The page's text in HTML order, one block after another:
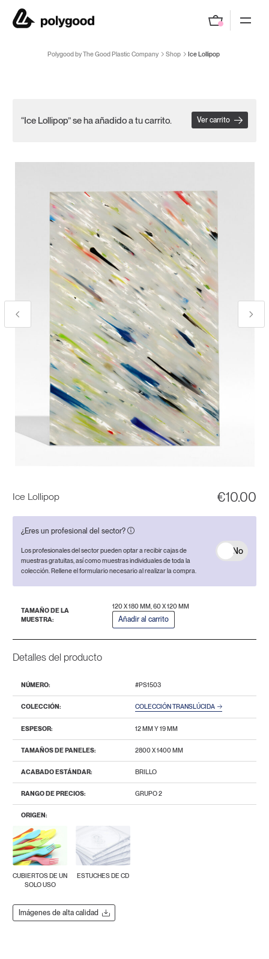
Polygood by The Good Plastic Company
Polygood by The Good Plastic Company Shop Ice Lollipop
“Ice Lollipop” se ha añadido a tu carrito. Ver carrito
Ice Lollipop €10.00
¿Eres un profesional del sector?
Los profesionales del sector pueden optar a recibir cajas de
muestras gratuitas, así como muestras individuales de toda la
colección. Rellene el formulario necesario al realizar la compra.
No
TAMAÑO DE LA
MUESTRA:
120 X 180 MM, 60 X 120 MM
Añadir al carrito
Detalles del producto
NÚMERO: #PS1503
COLECCIÓN: COLECCIÓN TRANSLÚCIDA
ESPESOR: 12 MM Y 19 MM
TAMAÑOS DE PANELES: 2800 Х 1400 MM
ACABADO ESTÁNDAR: BRILLO
RANGO DE PRECIOS: GRUPO 2
ORIGEN:
CUBIERTOS DE UN
SOLO USO
ESTUCHES DE CD
Imágenes de alta calidad